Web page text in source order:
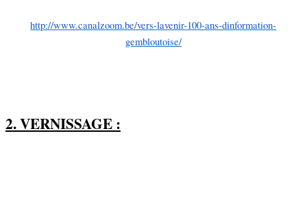
http://www.canalzoom.be/vers-lavenir-100-ans-dinformation-
gembloutoise/
2. VERNISSAGE :